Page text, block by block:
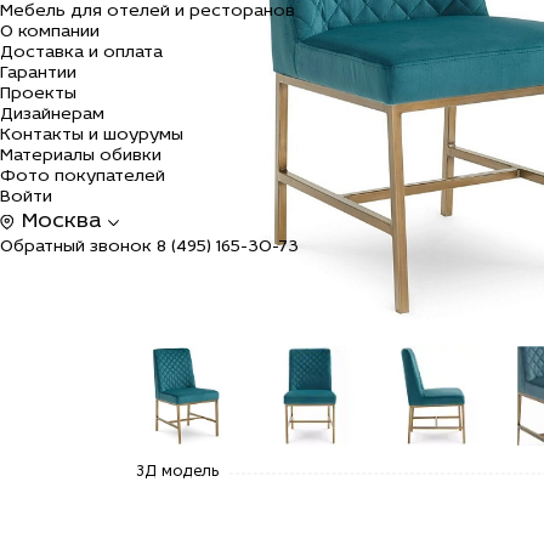
Мебель для отелей и ресторанов
О компании
Доставка и оплата
Гарантии
Проекты
Дизайнерам
Контакты и шоурумы
Материалы обивки
Фото покупателей
Войти
Москва
Обратный звонок 8 (495) 165-30-73
Дизайнерский
3Д модель